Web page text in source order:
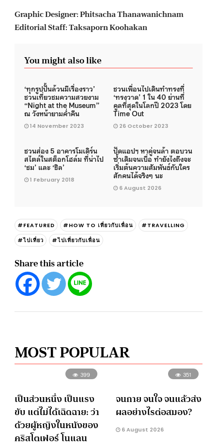
Graphic Designer: Phitsacha Thanawanichnam
Editorial Staff: Taksaporn Koohakan
You might also like
‘ทุกรูปปั้นล้วนมีเรื่องราว’
ชวนเที่ยวชมความสวยงาม
“Night at the Museum”
ณ วังหน้ายามค่ำคืน
14 November 2023
ชวนเพื่อนไปเดินทำทรงที่
‘ทรงวาด’ 1 ใน 40 ย่านที่
คูลที่สุดในโลกปี 2023 โดย
Time Out
26 October 2023
ชวนส่อง 5 อาคารโมเดิร์น
สไตล์ในสต็อกโฮล์ม ที่น่าไป
‘ชม’ และ ‘ชิล’
1 February 2018
ปัดแอปฯ หาคู่จนล้า ตอบวน
ซ้ำเดิมจนเบื่อ ทำยังไงถึงจะ
เริ่มต้นความสัมพันธ์กับใคร
สักคนได้จริงๆ นะ
6 August 2026
#FEATURED #HOW TO เที่ยวกับเพื่อน
#TRAVELLING
#ไปเที่ยว
#ไปเที่ยวกับเพื่อน
Share this article
MOST POPULAR
399
เป็นส่วนหนึ่ง เป็นแรง
ขับ แต่ไม่ได้เฉิดฉาย: ว่า
ด้วยผู้หญิงในหนังของ
คริสโตเฟอร์ โนแลน
351
จนกาย จนใจ จนแล้วส่ง
ผลอย่างไรต่อสมอง?
6 August 2026